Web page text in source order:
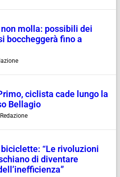
molla: possibili dei
boccheggerà fino a
ciclista cade lungo la
Bellagio
Redazione
“Le rivoluzioni
di diventare